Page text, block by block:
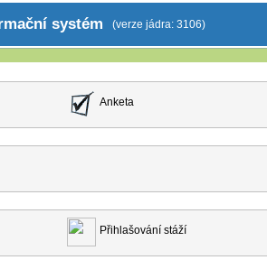
systém (verze jádra: 3106)
Anketa
Přihlašování stáží